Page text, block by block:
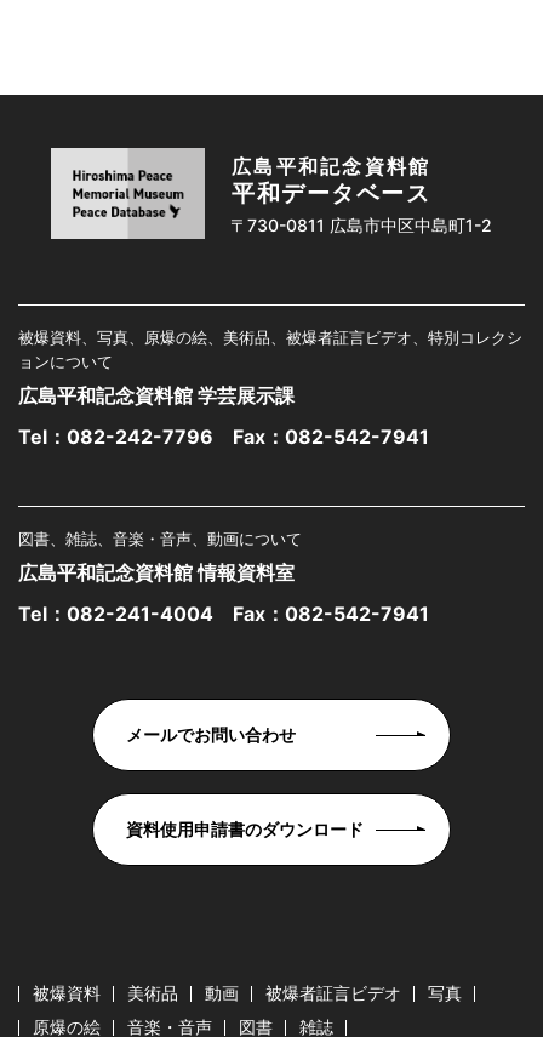
広島平和記念資料館
平和データベース
〒730-0811 広島市中区中島町1-2
被爆資料、写真、原爆の絵、美術品、被爆者証言ビデオ、特別コレクシ
ョンについて
広島平和記念資料館 学芸展示課
Tel： 082-242-7796 Fax：082-542-7941
図書、雑誌、音楽・音声、動画について
広島平和記念資料館 情報資料室
Tel： 082-241-4004 Fax：082-542-7941
メールでお問い合わせ
資料使用申請書のダウンロード
被爆資料 美術品 動画 被爆者証言ビデオ
写真
原爆の絵
音楽・音声 図書 雑誌